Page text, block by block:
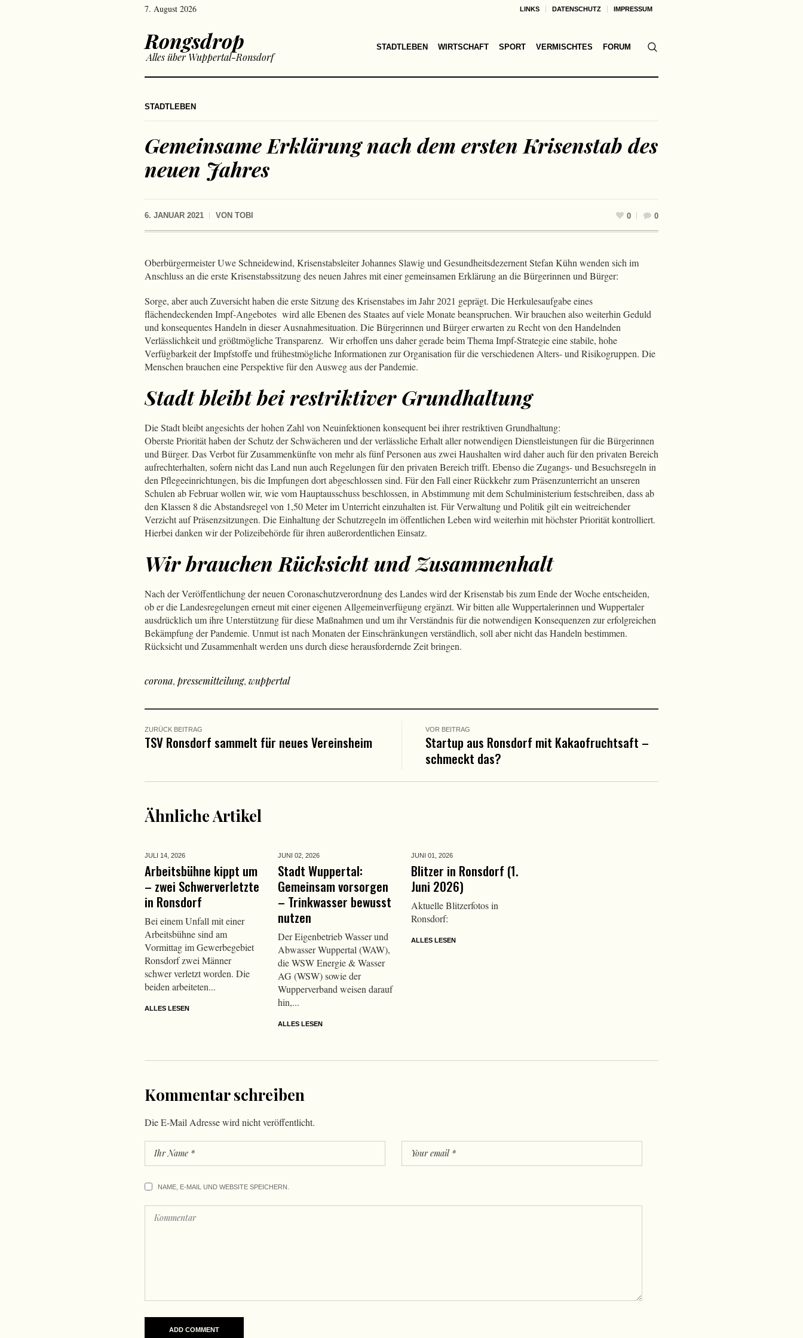
LINKS DATENSCHUTZ IMPRESSUM
7. August 2026
Rongsdrop
Alles über Wuppertal-Ronsdorf
STADTLEBEN WIRTSCHAFT SPORT VERMISCHTES FORUM
STADTLEBEN
Gemeinsame Erklärung nach dem ersten Krisenstab des
neuen Jahres
6. JANUAR 2021 VON TOBI 0 0
Oberbürgermeister Uwe Schneidewind, Krisenstabsleiter Johannes Slawig und Gesundheitsdezernent Stefan Kühn wenden sich im
Anschluss an die erste Krisenstabssitzung des neuen Jahres mit einer gemeinsamen Erklärung an die Bürgerinnen und Bürger:
Sorge, aber auch Zuversicht haben die erste Sitzung des Krisenstabes im Jahr 2021 geprägt. Die Herkulesaufgabe eines
flächendeckenden Impf-Angebotes wird alle Ebenen des Staates auf viele Monate beanspruchen. Wir brauchen also weiterhin Geduld
und konsequentes Handeln in dieser Ausnahmesituation. Die Bürgerinnen und Bürger erwarten zu Recht von den Handelnden
Verlässlichkeit und größtmögliche Transparenz. Wir erhoffen uns daher gerade beim Thema Impf-Strategie eine stabile, hohe
Verfügbarkeit der Impfstoffe und frühestmögliche Informationen zur Organisation für die verschiedenen Alters- und Risikogruppen. Die
Menschen brauchen eine Perspektive für den Ausweg aus der Pandemie.
Stadt bleibt bei restriktiver Grundhaltung
Die Stadt bleibt angesichts der hohen Zahl von Neuinfektionen konsequent bei ihrer restriktiven Grundhaltung:
Oberste Priorität haben der Schutz der Schwächeren und der verlässliche Erhalt aller notwendigen Dienstleistungen für die Bürgerinnen
und Bürger. Das Verbot für Zusammenkünfte von mehr als fünf Personen aus zwei Haushalten wird daher auch für den privaten Bereich
aufrechterhalten, sofern nicht das Land nun auch Regelungen für den privaten Bereich trifft. Ebenso die Zugangs- und Besuchsregeln in
den Pflegeeinrichtungen, bis die Impfungen dort abgeschlossen sind. Für den Fall einer Rückkehr zum Präsenzunterricht an unseren
Schulen ab Februar wollen wir, wie vom Hauptausschuss beschlossen, in Abstimmung mit dem Schulministerium festschreiben, dass ab
den Klassen 8 die Abstandsregel von 1,50 Meter im Unterricht einzuhalten ist. Für Verwaltung und Politik gilt ein weitreichender
Verzicht auf Präsenzsitzungen. Die Einhaltung der Schutzregeln im öffentlichen Leben wird weiterhin mit höchster Priorität kontrolliert.
Hierbei danken wir der Polizeibehörde für ihren außerordentlichen Einsatz.
Wir brauchen Rücksicht und Zusammenhalt
Nach der Veröffentlichung der neuen Coronaschutzverordnung des Landes wird der Krisenstab bis zum Ende der Woche entscheiden,
ob er die Landesregelungen erneut mit einer eigenen Allgemeinverfügung ergänzt. Wir bitten alle Wuppertalerinnen und Wuppertaler
ausdrücklich um ihre Unterstützung für diese Maßnahmen und um ihr Verständnis für die notwendigen Konsequenzen zur erfolgreichen
Bekämpfung der Pandemie. Unmut ist nach Monaten der Einschränkungen verständlich, soll aber nicht das Handeln bestimmen.
Rücksicht und Zusammenhalt werden uns durch diese herausfordernde Zeit bringen.
corona, pressemitteilung, wuppertal
ZURÜCK BEITRAG
TSV Ronsdorf sammelt für neues Vereinsheim
VOR BEITRAG
Startup aus Ronsdorf mit Kakaofruchtsaft –
schmeckt das?
Ähnliche Artikel
JULI 14, 2026
Arbeitsbühne kippt um
– zwei Schwerverletzte
in Ronsdorf
Bei einem Unfall mit einer
Arbeitsbühne sind am
Vormittag im Gewerbegebiet
Ronsdorf zwei Männer
schwer verletzt worden. Die
beiden arbeiteten...
ALLES LESEN
JUNI 02, 2026
Stadt Wuppertal:
Gemeinsam vorsorgen
– Trinkwasser bewusst
nutzen
Der Eigenbetrieb Wasser und
Abwasser Wuppertal (WAW),
die WSW Energie & Wasser
AG (WSW) sowie der
Wupperverband weisen darauf
hin,...
ALLES LESEN
JUNI 01, 2026
Blitzer in Ronsdorf (1.
Juni 2026)
Aktuelle Blitzerfotos in
Ronsdorf:
ALLES LESEN
Kommentar schreiben
Die E-Mail Adresse wird nicht veröffentlicht.
NAME, E-MAIL UND WEBSITE SPEICHERN.